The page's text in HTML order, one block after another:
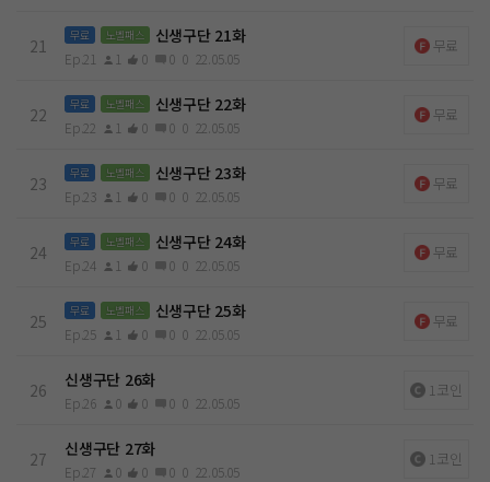
21
무료 노벨패스 신생구단 21화
Ep.21 1 0 0 0 22.05.05
무료
22
무료 노벨패스 신생구단 22화
Ep.22 1 0 0 0 22.05.05
무료
23
무료 노벨패스 신생구단 23화
Ep.23 1 0 0 0 22.05.05
무료
24
무료 노벨패스 신생구단 24화
Ep.24 1 0 0 0 22.05.05
무료
25
무료 노벨패스 신생구단 25화
Ep.25 1 0 0 0 22.05.05
무료
26 신생구단 26화
Ep.26 0 0 0 0 22.05.05
1코인
27 신생구단 27화
Ep.27 0 0 0 0 22.05.05
1코인